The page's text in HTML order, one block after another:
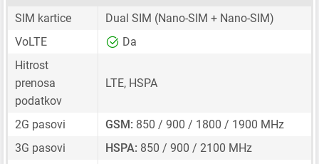
SIM kartice
Dual SIM (Nano-SIM + Nano-SIM)
VoLTE
Da
Hitrost
prenosa
podatkov
LTE, HSPA
2G pasovi GSM: 850 / 900 / 1800 / 1900 MHz
3G pasovi
HSPA: 850 / 900 / 2100 MHz